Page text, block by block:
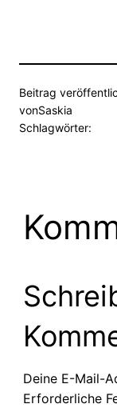
Beitrag
vonSaskia
Schlagwörter:
Deine E-Mail-
Erforderliche